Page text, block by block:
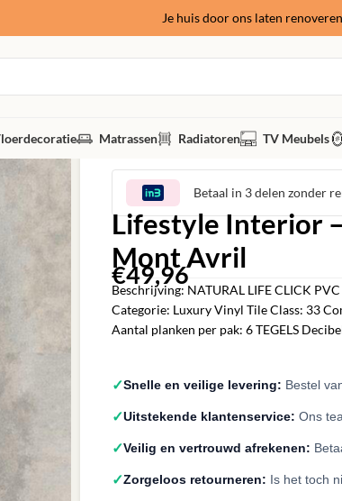
Je huis door ons laten
Matrassen Radiatoren TV Meubels
Betaal in 3 delen zonder
Lifestyle Interior
Mont Avril
€49,96‎
Beschrijving: NATURAL LIFE CLICK
Categorie: Luxury Vinyl Tile Class: 33
Aantal planken per pak: 6 TEGELS
✓Snelle en veilige levering: Bestel
✓Uitstekende klantenservice: Ons
✓Veilig en vertrouwd afrekenen:
✓Zorgeloos retourneren: Is het toch